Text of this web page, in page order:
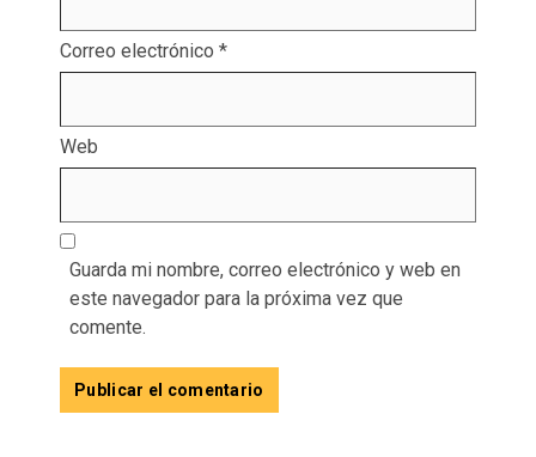
Correo electrónico *
Web
Guarda mi nombre, correo electrónico y web en
este navegador para la próxima vez que
comente.